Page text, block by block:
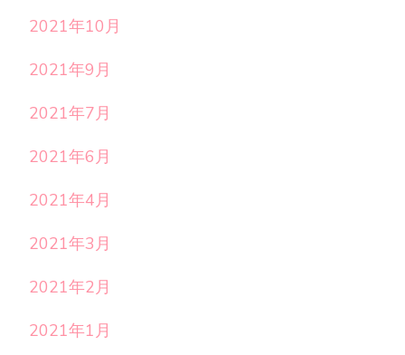
2021年10月
2021年9月
2021年7月
2021年6月
2021年4月
2021年3月
2021年2月
2021年1月